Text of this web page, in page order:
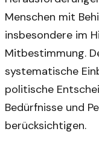
Menschen mit
insbesondere im
Mitbestimmung.
systematische
politische
Bedürfnisse und
berücksichtigen.